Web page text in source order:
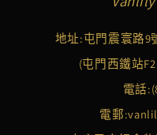
地址:屯門震寰路9
(屯門西鐵站
電話:
電郵: